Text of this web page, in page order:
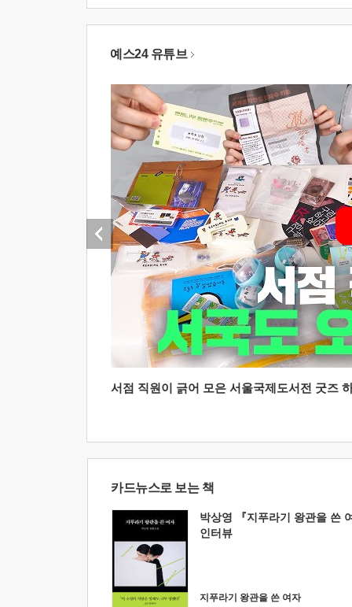
예스24 유튜브
서점 직원이 긁어 모은 서울국제도서전 굿즈
카드뉴스로 보는 책
박상영 『지푸라기 왕관을 쓴
인터뷰
지푸라기 왕관을 쓴 여자